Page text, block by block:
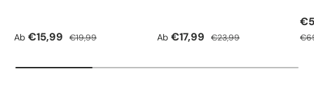
Verkaufspreis
Ab €15,99 Normaler Preis
€19,99 Verkaufspreis
Ab €17,99 Normaler Preis
€23,99